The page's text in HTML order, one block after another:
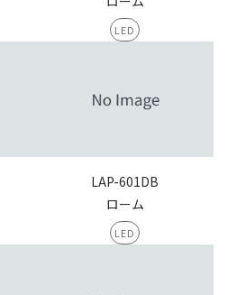
LED
LAP-601DB
ローム
LED